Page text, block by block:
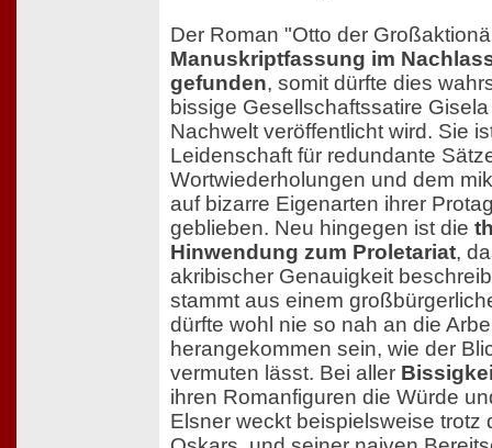
Der Roman "Otto der
Manuskriptfassung im
gefunden, somit dürfte dies
bissige Gesellschaftssatire
Nachwelt veröffentlicht wird. Sie
Leidenschaft für redundante
Wortwiederholungen und dem
auf bizarre Eigenarten ihrer
geblieben. Neu hingegen ist die
Hinwendung zum Proletariat,
akribischer Genauigkeit
stammt aus einem
dürfte wohl nie so nah an die
herangekommen sein, wie der
vermuten lässt. Bei aller
ihren Romanfiguren die Würde
Elsner weckt beispielsweise trotz